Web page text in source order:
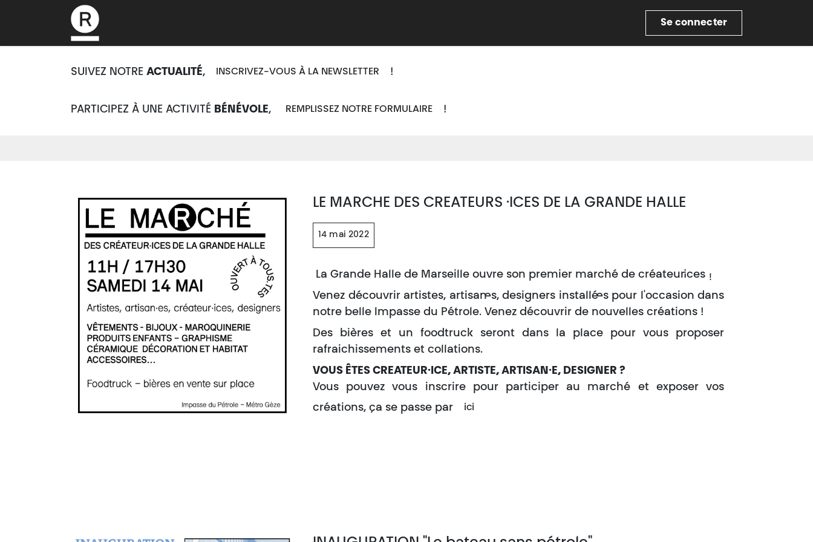
Se connecter
SUIVEZ NOTRE ACTUALITÉ, INSCRIVEZ-VOUS À LA NEWSLETTER !
PARTICIPEZ À UNE ACTIVITÉ BÉNÉVOLE, REMPLISSEZ NOTRE FORMULAIRE !
LE MARCHE DES CREATEURS ·ICES DE LA GRANDE HALLE
14 mai 2022
La Grande Halle de Marseille ouvre son premier marché de créateur·ices !
Venez découvrir artistes, artisan·es, designers installé·es pour l'occasion dans
notre belle Impasse du Pétrole. Venez découvrir de nouvelles créations !
Des bières et un foodtruck seront dans la place pour vous proposer
rafraichissements et collations.
VOUS ÊTES CREATEUR·ICE, ARTISTE, ARTISAN·E, DESIGNER ?
Vous pouvez vous inscrire pour participer au marché et exposer vos
créations, ça se passe par
ici